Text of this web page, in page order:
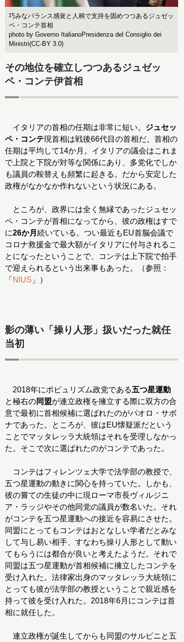
巧みなバランス感覚と人柄で支持を固めつつあるジュゼッ
ペ・コンテ首相
photo by Governo ItalianoPresidenza del Consiglio dei
Ministri(CC-BY 3.0)
その地位を確立しつつあるジュゼッ
ペ・コンテ伊首相
イタリアの首相の任期は非常に短い。 ジュセッ
ペ・コンテ現首相は戦後66代目の首相だ。首相の
任期は平均して14か月。イタリアの議会はこれま
で上院と下院が対等な関係にあり、多党化でしか
も議員の鞍替えも頻繁に起きる。だから安定した
政権がなかなか作れないという状況にある。
ところが、政界には全く無縁であったジュセッ
ペ・コンテが首相になってから、彼の政権はすで
に26か月 続いている。つい最近もEU首脳会議で
コロナ救援金で最大額がイタリアに付与されるこ
とになったということで、コンテは上下院で拍手
で迎えられるという出来事もあった。（参照：
「 NIUS 」）
影の薄い「操り人形」扱いだった就任
当初
2018年にポピュリズム政党である五つ星運動
と極右の同盟が連立政権を擁立する際に双方の合
意で最初に首相候補に選ばれたのがパオロ・サボ
ナであった。ところが、彼はEU懐疑派だという
ことでマッタレッラ大統領はそれを受理しなかっ
た。そこで次に選ばれたのがコンテであった。
コンテはフィレンツェ大学で法学部の教授で、
五つ星運動の動きに関心を持っていた。しかも、
彼の嘗ての生徒の中に現ローマ市長ヴィルジニ
ア・ラッジやその他同党の議員が数名いた。それ
がコンテを五つ星運動への接近を容易にさせた。
同盟にとってもコンテはおとなしい学者だとみな
して与し易い相手、すなわち操り人形として動い
てもらうには都合が良いと考えたようだ。それで
同盟は五つ星運動が首相候補に擁立したコンテを
受け入れた。法律家出身のマッタレッラ大統領に
とっても彼が法学部の教授ということで親近感を
持って彼を受け入れた。2018年6月にコンテは首
相に就任した。
連立政権が誕生してからも同盟のサルビニと五